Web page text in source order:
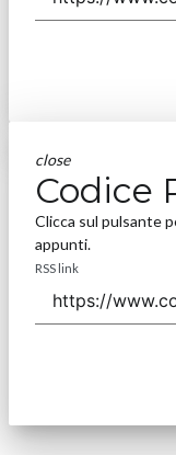
close
Codice
Clicca sul pulsante
appunti.
RSS link